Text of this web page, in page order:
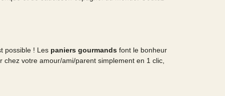
possible ! Les paniers gourmands font le bonheur
votre amour/ami/parent simplement en 1 clic,